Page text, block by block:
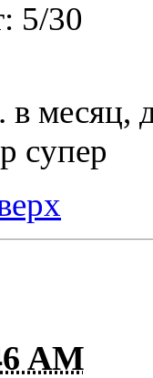
5/30
в месяц,
супер
AM